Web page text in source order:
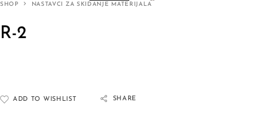
SHOP NASTAVCI ZA SKIDANJE MATERIJALA
R-2
ADD TO WISHLIST SHARE